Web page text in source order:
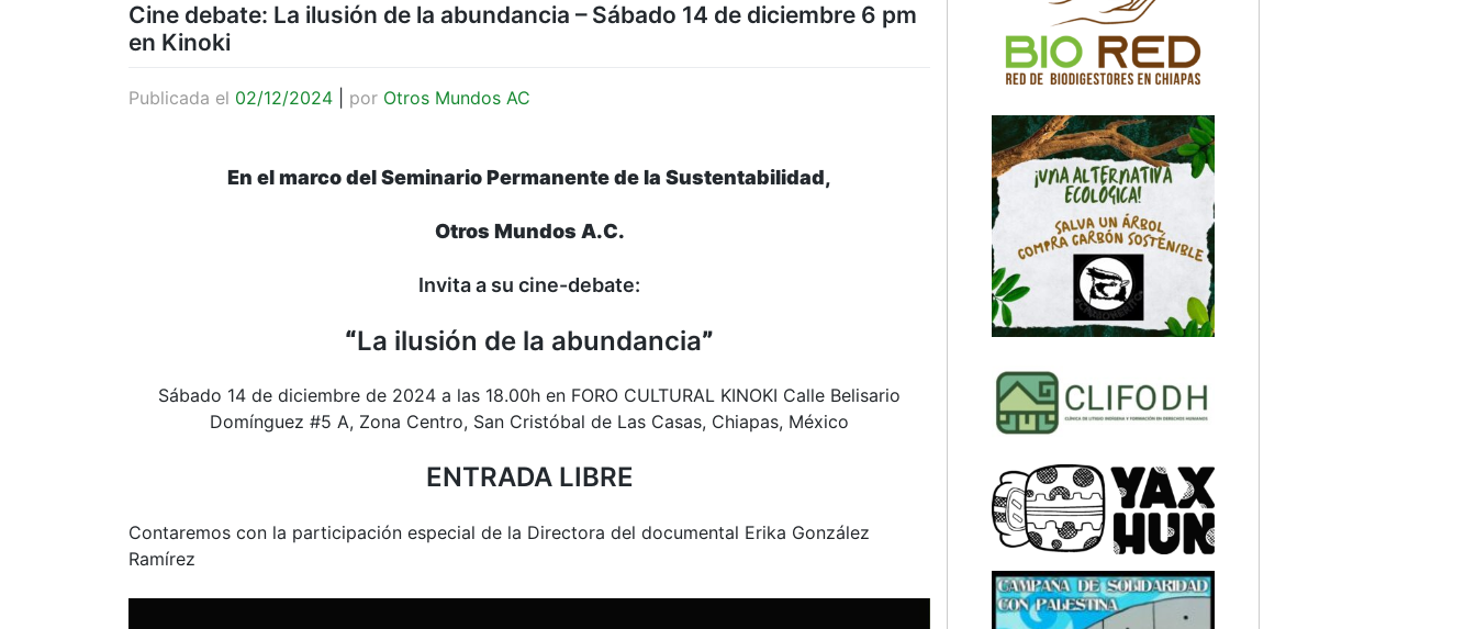
Cine debate: La ilusión de la abundancia – Sábado 14 de diciembre 6 pm
en Kinoki
Publicada el 02/12/2024 por Otros Mundos AC
En el marco del Seminario Permanente de la Sustentabilidad,
Otros Mundos A.C.
Invita a su cine-debate:
“La ilusión de la abundancia”
Sábado 14 de diciembre de 2024 a las 18.00h en FORO CULTURAL KINOKI Calle Belisario
Domínguez #5 A, Zona Centro, San Cristóbal de Las Casas, Chiapas, México
ENTRADA LIBRE
Contaremos con la participación especial de la Directora del documental Erika González
Ramírez